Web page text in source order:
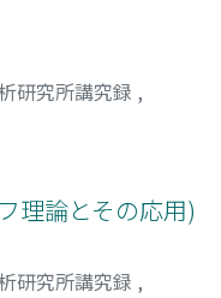
研究所講究録 ,
理論とその応用)
研究所講究録 ,